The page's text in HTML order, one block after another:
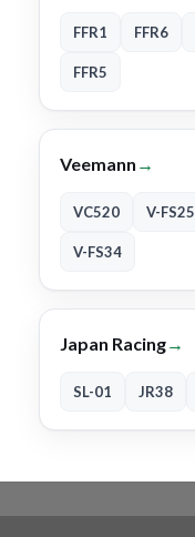
FFR1 FFR6
FFR5
Veemann →
VC520 V-FS25
V-FS34
Japan Racing→
SL-01 JR38